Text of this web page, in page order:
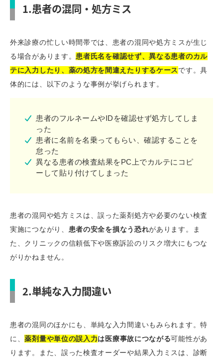
1.患者の混同・処方ミス
外来診療の忙しい時間帯では、患者の混同や処方ミスが生じ
る場合があります。 患者氏名を確認せず、異なる患者のカル
テに入力したり、薬の処方を間違えたりするケースです。具
体的には、以下のような事例が挙げられます。
患者のフルネームやIDを確認せず処方してしま
った
患者に名前を名乗ってもらい、確認することを
怠った
異なる患者の検査結果をPC上でカルテにコピ
ーして貼り付けてしまった
患者の混同や処方ミスは、誤った薬剤処方や必要のない検査
実施につながり、 患者の安全を損なう恐れがあります。ま
た、クリニックの信頼低下や医療訴訟のリスク増大にもつな
がりかねません。
2.単純な入力間違い
患者の混同のほかにも、単純な入力間違いもみられます。特
に、薬剤量や単位の誤入力は医療事故につながる可能性があ
ります。また、誤った検査オーダーや結果入力ミスは、診断